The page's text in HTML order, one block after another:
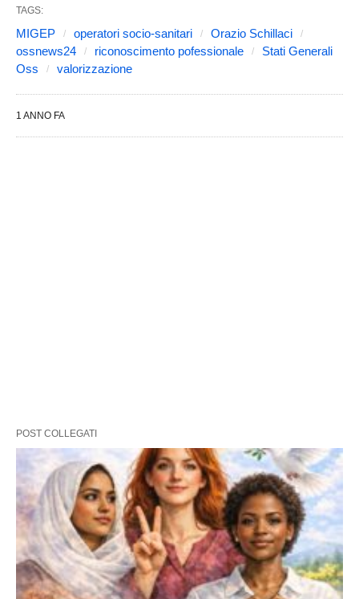
TAGS:
MIGEP operatori socio-sanitari
Orazio Schillaci
ossnews24
riconoscimento pofessionale
Stati Generali
Oss
valorizzazione
1 ANNO FA
POST COLLEGATI